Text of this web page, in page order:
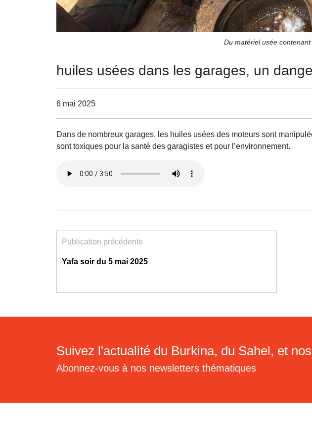
Du matériel usée
huiles usées dans les garages, un
6 mai 2025
Dans de nombreux garages, les huiles usées des moteurs sont
sont toxiques pour la santé des garagistes et pour l’environnement.
Publication précédente
Yafa soir du 5 mai 2025
Suivez l'actualité du Burkina, du Sahel, et
Abonnez-vous à nos newsletters thématiques